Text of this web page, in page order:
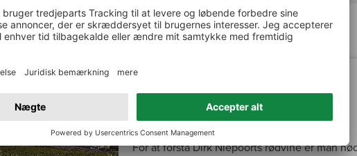
Niepoort – Bairrada
For at forstå Dirk Niepoorts rødvine er man